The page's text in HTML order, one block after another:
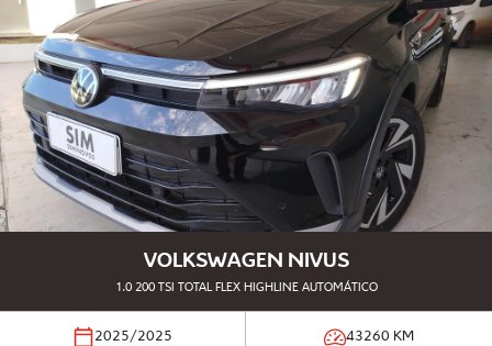
VOLKSWAGEN NIVUS
1.0 200 TSI TOTAL FLEX HIGHLINE AUTOMÁTICO
2025/2025 43260 KM